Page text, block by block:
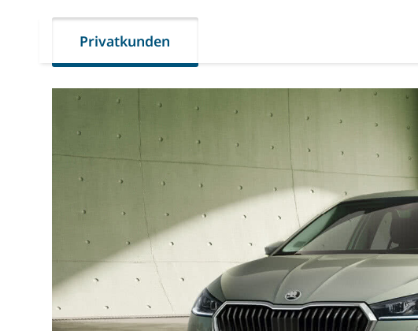
Privatkunden